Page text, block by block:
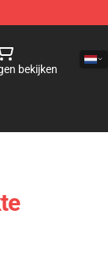
bekijken